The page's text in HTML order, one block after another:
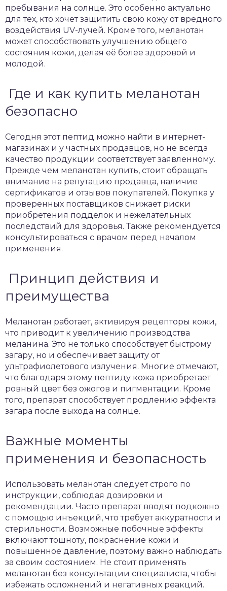
пребывания на солнце. Это особенно актуально
для тех, кто хочет защитить свою кожу от вредного
воздействия UV-лучей. Кроме того, меланотан
может способствовать улучшению общего
состояния кожи, делая её более здоровой и
молодой.
Где и как купить меланотан
безопасно
Сегодня этот пептид можно найти в интернет-
магазинах и у частных продавцов, но не всегда
качество продукции соответствует заявленному.
Прежде чем меланотан купить, стоит обращать
внимание на репутацию продавца, наличие
сертификатов и отзывов покупателей. Покупка у
проверенных поставщиков снижает риски
приобретения подделок и нежелательных
последствий для здоровья. Также рекомендуется
консультироваться с врачом перед началом
применения.
Принцип действия и
преимущества
Меланотан работает, активируя рецепторы кожи,
что приводит к увеличению производства
меланина. Это не только способствует быстрому
загару, но и обеспечивает защиту от
ультрафиолетового излучения. Многие отмечают,
что благодаря этому пептиду кожа приобретает
ровный цвет без ожогов и пигментации. Кроме
того, препарат способствует продлению эффекта
загара после выхода на солнце.
Важные моменты
применения и безопасность
Использовать меланотан следует строго по
инструкции, соблюдая дозировки и
рекомендации. Часто препарат вводят подкожно
с помощью инъекций, что требует аккуратности и
стерильности. Возможные побочные эффекты
включают тошноту, покраснение кожи и
повышенное давление, поэтому важно наблюдать
за своим состоянием. Не стоит применять
меланотан без консультации специалиста, чтобы
избежать осложнений и негативных реакций.